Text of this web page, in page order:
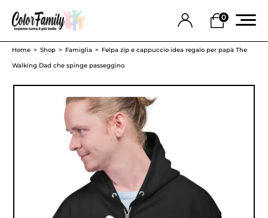
0
Home Shop Famiglia
Felpa zip e cappuccio idea regalo per papà The
Walking Dad che spinge passeggino